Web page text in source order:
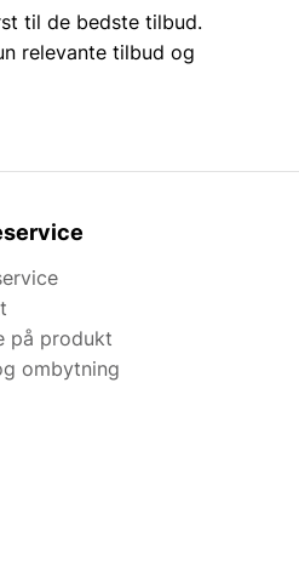
til de bedste tilbud.
relevante tilbud og
på produkt
ombytning